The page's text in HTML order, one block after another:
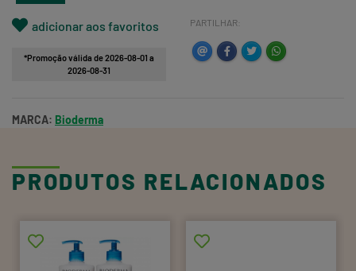
adicionar aos favoritos
*Promoção válida de 2026-08-01 a
2026-08-31
PARTILHAR:
MARCA: Bioderma
PRODUTOS RELACIONADOS